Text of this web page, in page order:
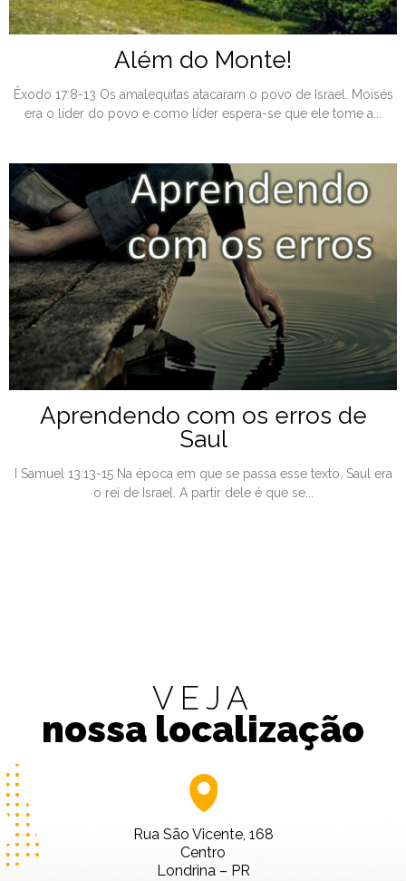
Além do Monte!
Êxodo 17:8-13 Os amalequitas atacaram o povo de Israel. Moisés
era o líder do povo e como líder espera-se que ele tome a...
Aprendendo com os erros de
Saul
I Samuel 13:13-15 Na época em que se passa esse texto, Saul era
o rei de Israel. A partir dele é que se...
VEJA
nossa localização
Rua São Vicente, 168
Centro
Londrina – PR